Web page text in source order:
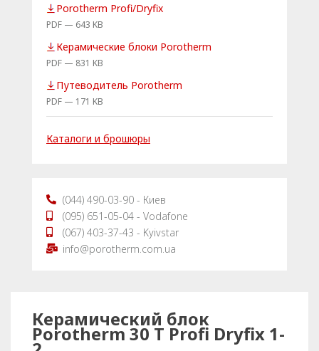
Porotherm Profi/Dryfix
PDF — 643 KB
Керамические блоки Porotherm
PDF — 831 KB
Путеводитель Porotherm
PDF — 171 KB
Каталоги и брошюры
(044) 490-03-90 - Киев
(095) 651-05-04 - Vodafone
(067) 403-37-43 - Kyivstar
info@porotherm.com.ua
Керамический блок
Porotherm 30 T Profi Dryfix 1-